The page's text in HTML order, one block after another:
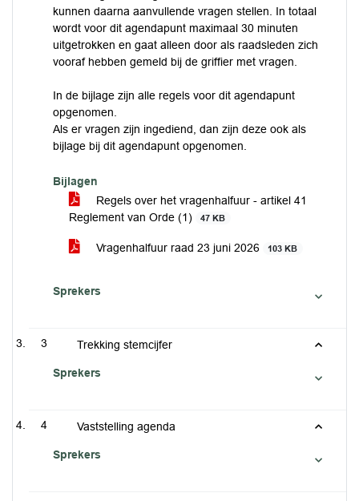
kunnen daarna aanvullende vragen stellen. In totaal
wordt voor dit agendapunt maximaal 30 minuten
uitgetrokken en gaat alleen door als raadsleden zich
vooraf hebben gemeld bij de griffier met vragen.
In de bijlage zijn alle regels voor dit agendapunt
opgenomen.
Als er vragen zijn ingediend, dan zijn deze ook als
bijlage bij dit agendapunt opgenomen.
Bijlagen
Regels over het vragenhalfuur - artikel 41
Reglement van Orde (1)
47 KB
Vragenhalfuur raad 23 juni 2026 103 KB
Sprekers
3 Trekking stemcijfer
Sprekers
4 Vaststelling agenda
Sprekers